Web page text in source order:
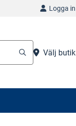
Logga in
Välj butik